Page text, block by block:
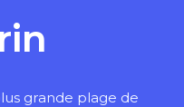
grande plage de